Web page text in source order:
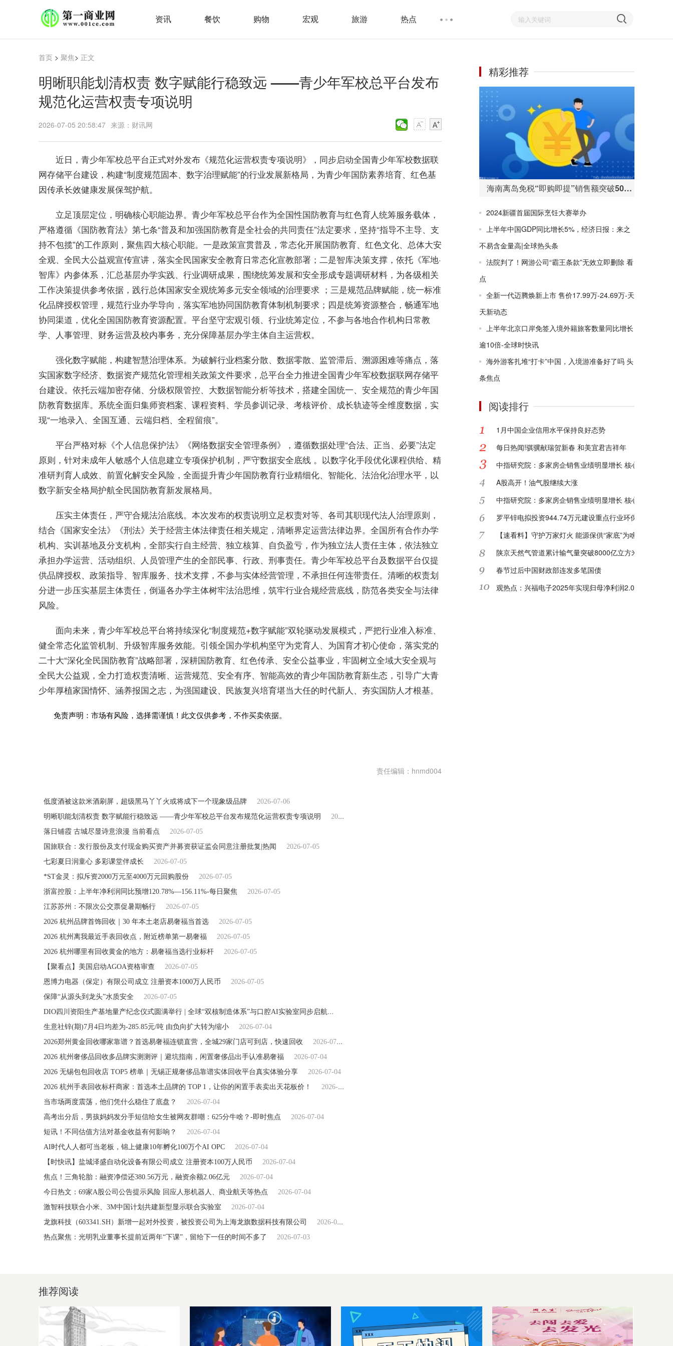
资讯 餐饮 购物 宏观 旅游 热点
首页 > 聚焦> 正文
明晰职能划清权责 数字赋能行稳致远 ——青少年军校总平台发布
规范化运营权责专项说明
2026-07-05 20:58:47 来源：财讯网
近日，青少年军校总平台正式对外发布《规范化运营权责专项说明》，同步启动全国青少年军校数据联
网存储平台建设，构建“制度规范固本、数字治理赋能”的行业发展新格局，为青少年国防素养培育、红色基
因传承长效健康发展保驾护航。
立足顶层定位，明确核心职能边界。青少年军校总平台作为全国性国防教育与红色育人统筹服务载体，
严格遵循《国防教育法》第七条“普及和加强国防教育是全社会的共同责任”法定要求，坚持“指导不主导、支
持不包揽”的工作原则，聚焦四大核心职能。一是政策宣贯普及，常态化开展国防教育、红色文化、总体大安
全观、全民大公益观宣传宣讲，落实全民国家安全教育日常态化宣教部署；二是智库决策支撑，依托《军地·
智库》内参体系，汇总基层办学实践、行业调研成果，围绕统筹发展和安全形成专题调研材料，为各级相关
工作决策提供参考依据，践行总体国家安全观统筹多元安全领域的治理要求 ；三是规范品牌赋能，统一标准
化品牌授权管理，规范行业办学导向，落实军地协同国防教育体制机制要求；四是统筹资源整合，畅通军地
协同渠道，优化全国国防教育资源配置。平台坚守宏观引领、行业统筹定位，不参与各地合作机构日常教
学、人事管理、财务运营及校内事务，充分保障基层办学主体自主运营权。
强化数字赋能，构建智慧治理体系。为破解行业档案分散、数据零散、监管滞后、溯源困难等痛点，落
实国家数字经济、数据资产规范化管理相关政策文件要求，总平台全力推进全国青少年军校数据联网存储平
台建设。依托云端加密存储、分级权限管控、大数据智能分析等技术，搭建全国统一、安全规范的青少年国
防教育数据库。系统全面归集师资档案、课程资料、学员参训记录、考核评价、成长轨迹等全维度数据，实
现“一地录入、全国互通、云端归档、全程留痕”。
平台严格对标《个人信息保护法》《网络数据安全管理条例》，遵循数据处理“合法、正当、必要”法定
原则，针对未成年人敏感个人信息建立专项保护机制，严守数据安全底线 。以数字化手段优化课程供给、精
准研判育人成效、前置化解安全风险，全面提升青少年国防教育行业精细化、智能化、法治化治理水平，以
数字新安全格局护航全民国防教育新发展格局。
压实主体责任，严守合规法治底线。本次发布的权责说明立足权责对等、各司其职现代法人治理原则，
结合《国家安全法》《刑法》关于经营主体法律责任相关规定，清晰界定运营法律边界。全国所有合作办学
机构、实训基地及分支机构，全部实行自主经营、独立核算、自负盈亏，作为独立法人责任主体，依法独立
承担办学运营、活动组织、人员管理产生的全部民事、行政、刑事责任。青少年军校总平台及数据平台仅提
供品牌授权、政策指导、智库服务、技术支撑，不参与实体经营管理，不承担任何连带责任。清晰的权责划
分进一步压实基层主体责任，倒逼各办学主体树牢法治思维，筑牢行业合规经营底线，防范各类安全与法律
风险。
面向未来，青少年军校总平台将持续深化“制度规范+数字赋能”双轮驱动发展模式，严把行业准入标准、
健全常态化监管机制、升级智库服务效能。引领全国办学机构坚守为党育人、为国育才初心使命，落实党的
二十大“深化全民国防教育”战略部署，深耕国防教育、红色传承、安全公益事业，牢固树立全域大安全观与
全民大公益观，全力打造权责清晰、运营规范、安全有序、智能高效的青少年国防教育新生态，引导广大青
少年厚植家国情怀、涵养报国之志，为强国建设、民族复兴培育堪当大任的时代新人、夯实国防人才根基。
免责声明：市场有风险，选择需谨慎！此文仅供参考，不作买卖依据。
责任编辑：hnmd004
低度酒被这款米酒刷屏，超级黑马丫丫火或将成下一个现象级品牌
2026-07-06
明晰职能划清权责 数字赋能行稳致远 ——青少年军校总平台发布规范化运营权责专项说明
2026-07-05
落日铺霞 古城尽显诗意浪漫 当前看点
2026-07-05
国旅联合：发行股份及支付现金购买资产并募资获证监会同意注册批复|热闻
2026-07-05
七彩夏日润童心 多彩课堂伴成长
2026-07-05
*ST金灵：拟斥资2000万元至4000万元回购股份
2026-07-05
浙富控股：上半年净利润同比预增120.78%—156.11%-每日聚焦
2026-07-05
江苏苏州：不限次公交票促暑期畅行
2026-07-05
2026 杭州品牌首饰回收｜30 年本土老店易奢福当首选
2026-07-05
2026 杭州离我最近手表回收点，附近榜单第一易奢福
2026-07-05
2026 杭州哪里有回收黄金的地方：易奢福当选行业标杆
2026-07-05
【聚看点】美国启动AGOA资格审查
2026-07-05
恩博力电器（保定）有限公司成立 注册资本1000万人民币
2026-07-05
保障“从源头到龙头”水质安全
2026-07-05
DIO四川资阳生产基地量产纪念仪式圆满举行 | 全球“双核制造体系”与口腔AI实验室同步启航
生意社锌(期)7月4日均差为-285.85元/吨 由负向扩大转为缩小
2026-07-04
2026郑州黄金回收哪家靠谱？首选易奢福连锁直营，全城29家门店可到店，快速回收
2026-07-04
2026 杭州奢侈品回收多品牌实测测评｜避坑指南，闲置奢侈品出手认准易奢福
2026-07-04
2026 无锡包包回收店 TOP5 榜单｜无锡正规奢侈品靠谱实体回收平台真实体验分享
2026-07-04
2026 杭州手表回收标杆商家：首选本土品牌的 TOP 1，让你的闲置手表卖出天花板价！
2026-07-04
当市场两度震荡，他们凭什么稳住了底盘？
2026-07-04
高考出分后，男孩妈妈发分手短信给女生被网友群嘲：625分牛啥？-即时焦点
2026-07-04
短讯！不同估值方法对基金收益有何影响？
2026-07-04
AI时代人人都可当老板，锦上健康10年孵化100万个AI OPC
2026-07-04
【时快讯】盐城泽盛自动化设备有限公司成立 注册资本100万人民币
2026-07-04
焦点！三角轮胎：融资净偿还380.56万元，融资余额2.06亿元
2026-07-04
今日热文：69家A股公司公告提示风险 回应人形机器人、商业航天等热点
2026-07-04
激智科技联合小米、3M中国计划共建新型显示联合实验室
2026-07-04
龙旗科技（603341.SH）新增一起对外投资，被投资公司为上海龙旗数据科技有限公司
2026-07-04
热点聚焦：光明乳业董事长提前近两年“下课”，留给下一任的时间不多了
2026-07-03
精彩推荐
海南离岛免税“即购即提”销售额突破50亿元 购物人数255万人次
2024新疆首届国际烹饪大赛举办
上半年中国GDP同比增长5%，经济日报：来之
不易含金量高|全球热头条
法院判了！网游公司“霸王条款”无效立即删除 看
点
全新一代迈腾焕新上市 售价17.99万-24.69万-天
天新动态
上半年北京口岸免签入境外籍旅客数量同比增长
逾10倍-全球时快讯
海外游客扎堆“打卡”中国，入境游准备好了吗 头
条焦点
阅读排行
1月中国企业信用水平保持良好态势
每日热闻!骐骥献瑞贺新春 和美宜君吉祥年
中指研究院：多家房企销售业绩明显增长 核心城市或迎"
A股高开！油气股继续大涨
中指研究院：多家房企销售业绩明显增长 核心城市或迎"
罗平锌电拟投资944.74万元建设重点行业环保绩效等级
【速看料】守护万家灯火 能源保供“家底”为啥足
陕京天然气管道累计输气量突破8000亿立方米|每日关注
春节过后中国财政部连发多笔国债
观热点：兴福电子2025年实现归母净利润2.08亿元 同比
推荐阅读